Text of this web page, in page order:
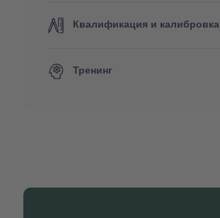
Квалификация и калибровка
Тренинг